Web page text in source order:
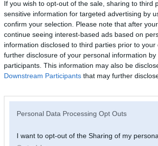
If you wish to opt-out of the sale, sharing to third
sensitive information for targeted advertising by
confirm your selection. Please note that after
continue seeing interest-based ads based on
information disclosed to third parties prior to
further disclosure of your personal information
participants. This information may also be
Downstream Participants that may further
Personal Data Processing Opt Outs
I want to opt-out of the Sharing of my
-----------------
Any fool can drive fast enough
edzulis 14. Nov 2005, 11:46
Rīga
Bet tas gan neiet kopā ar to,